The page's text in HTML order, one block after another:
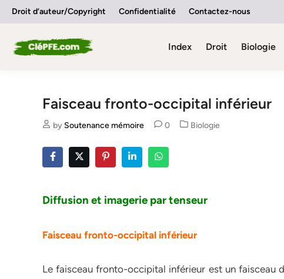
SkipDroit d’auteur/Copyright Confidentialité Contactez-nous
Index Droit Biologie
Faisceau fronto-occipital inférieur
by Soutenance mémoire 0
Posted
Biologie
Diffusion et imagerie par tenseur
Faisceau fronto-occipital inférieur
Le faisceau fronto-occipital inférieur est un faisceau